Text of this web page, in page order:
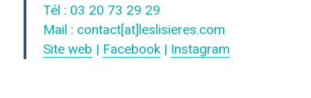
Tél : 03 20 73 29 29
Mail : contact[at]leslisieres.com
Site web | Facebook | Instagram